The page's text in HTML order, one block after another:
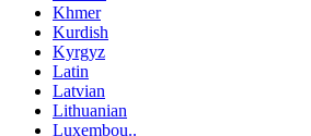
Khmer
Kurdish
Kyrgyz
Latin
Latvian
Lithuanian
Luxembou..